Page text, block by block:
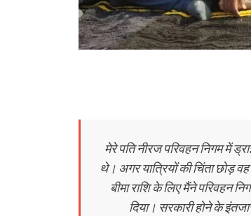
मेरे पति नीरज परिवहन निगम में
थे। अगर यात्रियों की चिंता छोड़
बीमा राशि के लिए मैंने परिवहन
दिया। सरकारी होने के